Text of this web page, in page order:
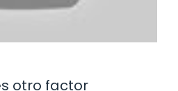
otro factor